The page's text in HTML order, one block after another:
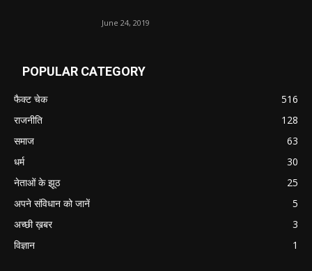
June 24, 2019
POPULAR CATEGORY
फैक्ट चेक
516
राजनीति
128
समाज
63
धर्म
30
नेताओं के झूठ
25
अपने संविधान को जानें
5
अच्छी ख़बर
3
विज्ञान
1